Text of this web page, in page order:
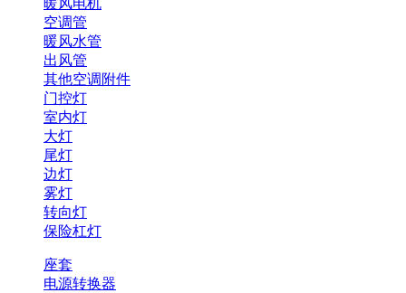
暖风电机
空调管
暖风水管
出风管
其他空调附件
门控灯
室内灯
大灯
尾灯
边灯
雾灯
转向灯
保险杠灯
座套
电源转换器